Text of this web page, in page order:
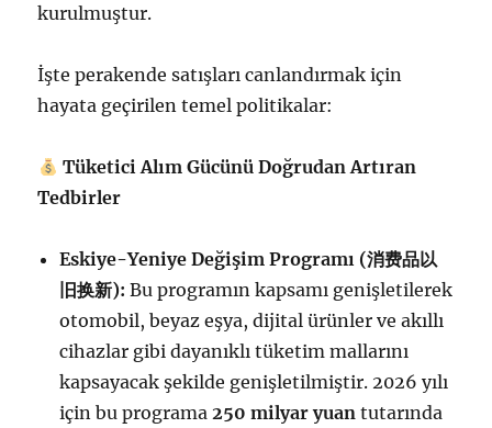
kurulmuştur.
İşte perakende satışları canlandırmak için
hayata geçirilen temel politikalar:
Tüketici Alım Gücünü Doğrudan Artıran
Tedbirler
Eskiye-Yeniye Değişim Programı (消费品以
旧换新): Bu programın kapsamı genişletilerek
otomobil, beyaz eşya, dijital ürünler ve akıllı
cihazlar gibi dayanıklı tüketim mallarını
kapsayacak şekilde genişletilmiştir. 2026 yılı
için bu programa250 milyar yuan tutarında